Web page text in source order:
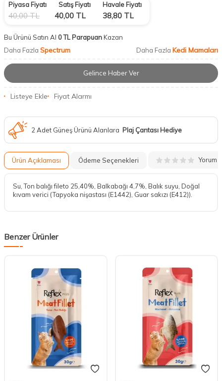
Piyasa Fiyatı
40,00TL
Satış Fiyatı
40,00 TL
Havale Fiyatı
38,80 TL
Bu Ürünü Satın Al 0 TL ParapuanKazan
Daha Fazla Spectrum Daha Fazla Kedi Mamaları
Gelince Haber Ver
Listeye Ekle Fiyat Alarmı
2 Adet Güneş Ürünü Alanlara Plaj Çantası Hediye
Ürün Açıklaması Ödeme Seçenekleri Yorum
Su, Ton balığı fileto 25,40%, Balkabağı 4,7%, Balık suyu, Doğal
kıvam verici (Tapyoka nişastası (E1442), Guar sakızı (E412)).
Benzer Ürünler